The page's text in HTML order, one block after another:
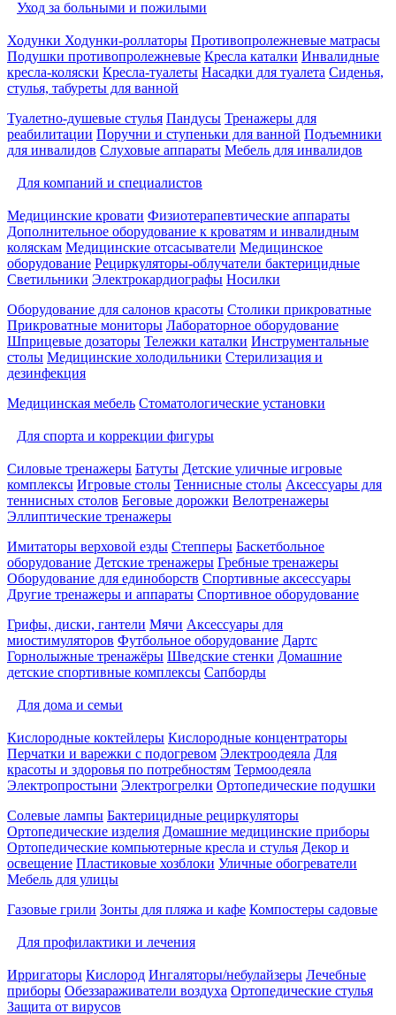
Уход за больными и пожилыми
Ходунки Ходунки-роллаторы Противопролежневые матрасы
Подушки противопролежневые Кресла каталки Инвалидные
кресла-коляски Кресла-туалеты Насадки для туалета Сиденья,
стулья, табуреты для ванной
Туалетно-душевые стулья Пандусы Тренажеры для
реабилитации Поручни и ступеньки для ванной Подъемники
для инвалидов Слуховые аппараты Мебель для инвалидов
Для компаний и специалистов
Медицинские кровати Физиотерапевтические аппараты
Дополнительное оборудование к кроватям и инвалидным
коляскам Медицинские отсасыватели Медицинское
оборудование Рециркуляторы-облучатели бактерицидные
Светильники Электрокардиографы Носилки
Оборудование для салонов красоты Столики прикроватные
Прикроватные мониторы Лабораторное оборудование
Шприцевые дозаторы Тележки каталки Инструментальные
столы Медицинские холодильники Стерилизация и
дезинфекция
Медицинская мебель Стоматологические установки
Для спорта и коррекции фигуры
Силовые тренажеры Батуты Детские уличные игровые
комплексы Игровые столы Теннисные столы Аксессуары для
теннисных столов Беговые дорожки Велотренажеры
Эллиптические тренажеры
Имитаторы верховой езды Степперы Баскетбольное
оборудование Детские тренажеры Гребные тренажеры
Оборудование для единоборств Спортивные аксессуары
Другие тренажеры и аппараты Спортивное оборудование
Грифы, диски, гантели Мячи Аксессуары для
миостимуляторов Футбольное оборудование Дартс
Горнолыжные тренажёры Шведские стенки Домашние
детские спортивные комплексы Сапборды
Для дома и семьи
Кислородные коктейлеры Кислородные концентраторы
Перчатки и варежки с подогревом Электроодеяла Для
красоты и здоровья по потребностям Термоодеяла
Электропростыни Электрогрелки Ортопедические подушки
Солевые лампы Бактерицидные рециркуляторы
Ортопедические изделия Домашние медицинские приборы
Ортопедические компьютерные кресла и стулья Декор и
освещение Пластиковые хозблоки Уличные обогреватели
Мебель для улицы
Газовые грили Зонты для пляжа и кафе Компостеры садовые
Для профилактики и лечения
Ирригаторы Кислород Ингаляторы/небулайзеры Лечебные
приборы Обеззараживатели воздуха Ортопедические стулья
Защита от вирусов